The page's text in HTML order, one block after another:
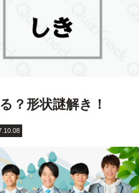
？形状謎解き！